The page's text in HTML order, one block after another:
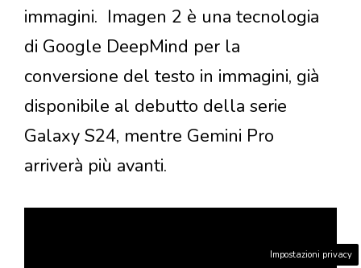
immagini. Imagen 2 è una tecnologia
di Google DeepMind per la
conversione del testo in immagini, già
disponibile al debutto della serie
Galaxy S24, mentre Gemini Pro
arriverà più avanti.
Impostazioni privacy